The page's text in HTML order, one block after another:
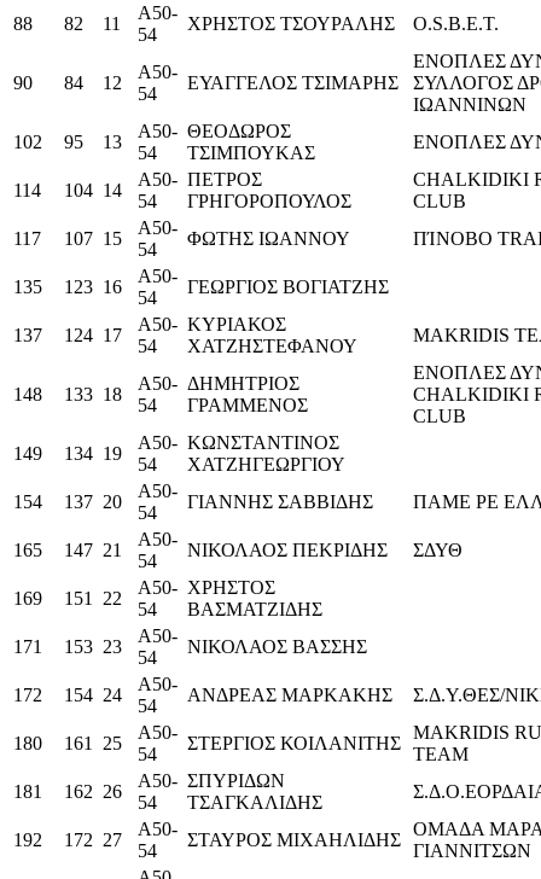
88
82 11
Α50-
54
ΧΡΗΣΤΟΣ ΤΣΟΥΡΑΛΗΣ O.S.B.E.T.
90 84 12
Α50-
54
ΕΥΑΓΓΕΛΟΣ ΤΣΙΜΑΡΗΣ
ΕΝΟΠΛΕΣ
ΣΥΛΛΟΓΟΣ
ΙΩΑΝΝΙΝΩΝ
102
95 13
Α50-
54
ΘΕΟΔΩΡΟΣ
ΤΣΙΜΠΟΥΚΑΣ
ΕΝΟΠΛΕΣ
114 104 14
Α50-
54
ΠΕΤΡΟΣ
ΓΡΗΓΟΡΟΠΟΥΛΟΣ
CHALKIDIKI
CLUB
117
107 15
Α50-
54
ΦΩΤΗΣ ΙΩΑΝΝΟΥ ΠΊΝΟΒΟ
135 123 16
Α50-
54
ΓΕΩΡΓΙΟΣ ΒΟΓΙΑΤΖΗΣ
137 124 17
Α50-
54
ΚΥΡΙΑΚΟΣ
ΧΑΤΖΗΣΤΕΦΑΝΟΥ
MAKRIDIS
148 133 18
Α50-
54
ΔΗΜΗΤΡΙΟΣ
ΓΡΑΜΜΕΝΟΣ
ΕΝΟΠΛΕΣ
CHALKIDIKI
CLUB
149
134 19
Α50-
54
ΚΩΝΣΤΑΝΤΙΝΟΣ
ΧΑΤΖΗΓΕΩΡΓΙΟΥ
154
137 20
Α50-
54
ΓΙΑΝΝΗΣ ΣΑΒΒΙΔΗΣ ΠΑΜΕ ΡΕ
165 147 21
Α50-
54
ΝΙΚΟΛΑΟΣ ΠΕΚΡΙΔΗΣ ΣΔΥΘ
169 151 22
Α50-
54
ΧΡΗΣΤΟΣ
ΒΑΣΜΑΤΖΙΔΗΣ
171
153 23
Α50-
54
ΝΙΚΟΛΑΟΣ ΒΑΣΣΗΣ
172 154 24
Α50-
54
ΑΝΔΡΕΑΣ ΜΑΡΚΑΚΗΣ Σ.Δ.Υ.ΘΕΣ/
180 161 25
Α50-
54
ΣΤΕΡΓΙΟΣ ΚΟΙΛΑΝΙΤΗΣ
MAKRIDIS
TEAM
181
162 26
Α50-
54
ΣΠΥΡΙΔΩΝ
ΤΣΑΓΚΑΛΙΔΗΣ
192 172 27
Α50-
54
ΣΤΑΥΡΟΣ ΜΙΧΑΗΛΙΔΗΣ
ΟΜΑΔΑ
ΓΙΑΝΝΙΤΣΩΝ